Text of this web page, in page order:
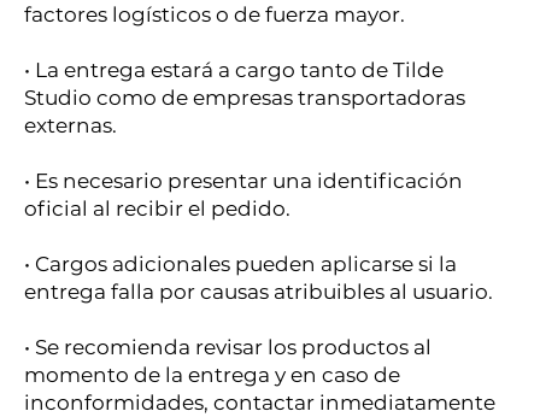
factores logísticos o de fuerza mayor.
• La entrega estará a cargo tanto de Tilde
Studio como de empresas transportadoras
externas.
• Es necesario presentar una identificación
oficial al recibir el pedido.
• Cargos adicionales pueden aplicarse si la
entrega falla por causas atribuibles al usuario.
• Se recomienda revisar los productos al
momento de la entrega y en caso de
inconformidades, contactar inmediatamente